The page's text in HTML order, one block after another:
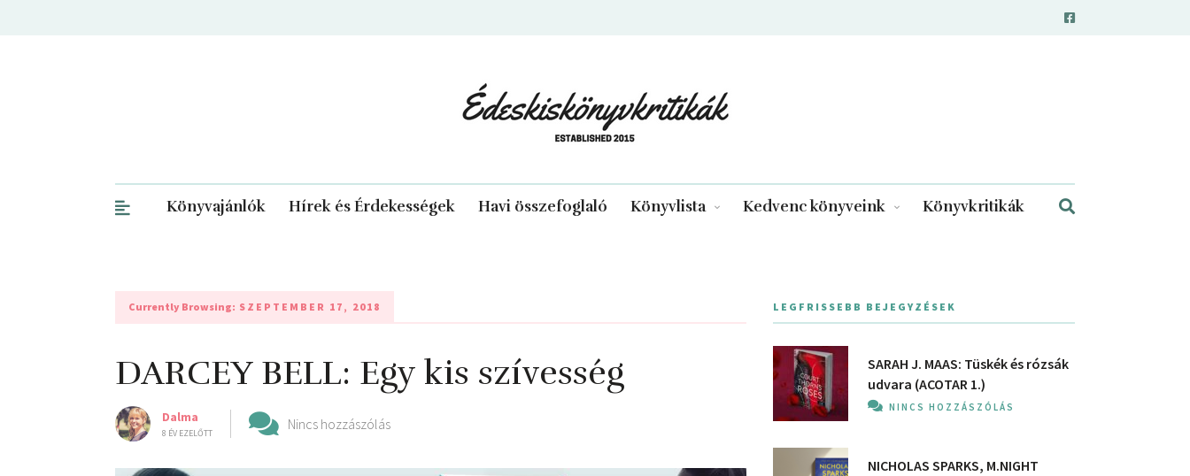
Könyvajánlók Hírek és Érdekességek Havi összefoglaló Könyvlista Kedvenc könyveink Könyvkritikák
Currently Browsing: SZEPTEMBER 17, 2018
DARCEY BELL: Egy ​kis szívesség
Dalma
8 ÉV EZELŐTT
Nincs hozzászólás
LEGFRISSEBB BEJEGYZÉSEK
SARAH J. MAAS: Tüskék és rózsák
udvara (ACOTAR 1.)
NINCS HOZZÁSZÓLÁS
NICHOLAS SPARKS, M.NIGHT